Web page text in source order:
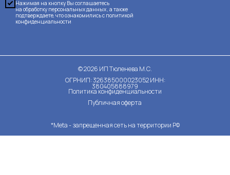
Нажимая на кнопку Вы соглашаетесь
на обработку персональных данных , а также
подтверждаете, что ознакомились с политикой
конфиденциальности
Публичная оферта
*Meta - запрещенная сеть на территории РФ
ОГРНИП: 326385000023052 ИНН:
380405888979
©2026 ИП Тюленева М.С.
Политика конфиденциальности